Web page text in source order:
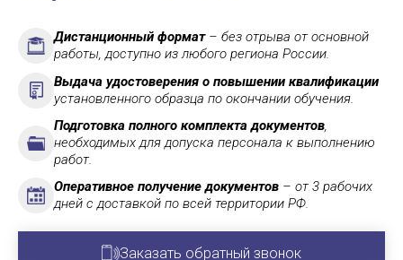
Дистанционный формат– без отрыва от основной
работы, доступно из любого региона России.
Выдача удостоверения о повышении квалификации
установленного образца по окончании обучения.
Подготовка полного комплекта документов,
необходимых для допуска персонала к выполнению
работ.
Оперативное получение документов – от 3 рабочих
дней с доставкой по всей территории РФ.
Заказать обратный звонок